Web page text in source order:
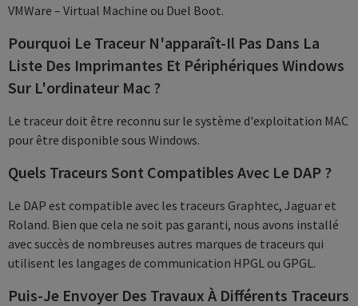
VMWare – Virtual Machine ou Duel Boot.
Pourquoi Le Traceur N'apparaît-Il Pas Dans La
Liste Des Imprimantes Et Périphériques Windows
Sur L'ordinateur Mac ?
Le traceur doit être reconnu sur le système d'exploitation MAC
pour être disponible sous Windows.
Quels Traceurs Sont Compatibles Avec Le DAP ?
Le DAP est compatible avec les traceurs Graphtec, Jaguar et
Roland. Bien que cela ne soit pas garanti, nous avons installé
avec succès de nombreuses autres marques de traceurs qui
utilisent les langages de communication HPGL ou GPGL.
Puis-Je Envoyer Des Travaux À Différents Traceurs